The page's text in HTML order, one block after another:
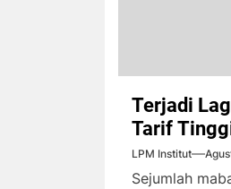
Terjadi
Tarif
LPM Institut
Sejumlah